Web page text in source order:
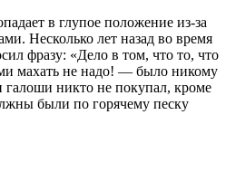
в глупое положение из-за
Несколько лет назад во время
фразу: «Дело в том, что то, что
махать не надо! — было никому
никто не покупал, кроме
были по горячему песку